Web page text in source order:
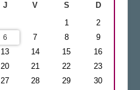
J V S
D
1
2
6 7 8
9
13 14 15
16
20 21 22
23
27 28 29
30